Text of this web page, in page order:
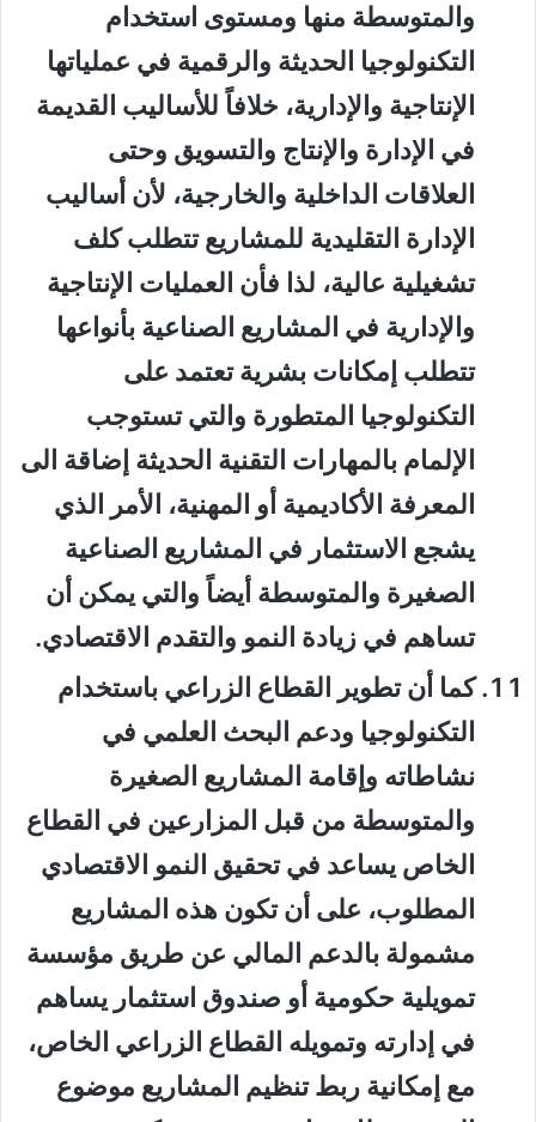
والمتوسطة منها ومستوى استخدام
التكنولوجيا الحديثة والرقمية في عملياتها
الإنتاجية والإدارية، خلافاً للأساليب القديمة
في الإدارة والإنتاج والتسويق وحتى
العلاقات الداخلية والخارجية، لأن أساليب
الإدارة التقليدية للمشاريع تتطلب كلف
تشغيلية عالية، لذا فأن العمليات الإنتاجية
والإدارية في المشاريع الصناعية بأنواعها
تتطلب إمكانات بشرية تعتمد على
التكنولوجيا المتطورة والتي تستوجب
الإلمام بالمهارات التقنية الحديثة إضاقة الى
المعرفة الأكاديمية أو المهنية، الأمر الذي
يشجع الاستثمار في المشاريع الصناعية
الصغيرة والمتوسطة أيضاً والتي يمكن أن
تساهم في زيادة النمو والتقدم الاقتصادي.
كما أن تطوير القطاع الزراعي باستخدام
التكنولوجيا ودعم البحث العلمي في
نشاطاته وإقامة المشاريع الصغيرة
والمتوسطة من قبل المزارعين في القطاع
الخاص يساعد في تحقيق النمو الاقتصادي
المطلوب، على أن تكون هذه المشاريع
مشمولة بالدعم المالي عن طريق مؤسسة
تمويلية حكومية أو صندوق استثمار يساهم
في إدارته وتمويله القطاع الزراعي الخاص،
مع إمكانية ربط تنظيم المشاريع موضوع